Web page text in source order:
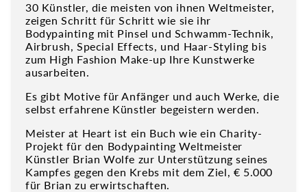
30 Künstler, die meisten von ihnen Weltmeister,
zeigen Schritt für Schritt wie sie ihr
Bodypainting mit Pinsel und Schwamm-Technik,
Airbrush, Special Effects, und Haar-Styling bis
zum High Fashion Make-up Ihre Kunstwerke
ausarbeiten.
Es gibt Motive für Anfänger und auch Werke, die
selbst erfahrene Künstler begeistern werden.
Meister at Heart ist ein Buch wie ein Charity-
Projekt für den Bodypainting Weltmeister
Künstler Brian Wolfe zur Unterstützung seines
Kampfes gegen den Krebs mit dem Ziel, € 5.000
für Brian zu erwirtschaften.